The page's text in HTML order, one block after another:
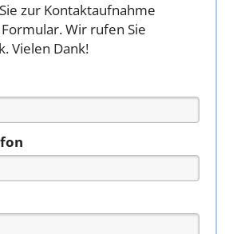
zur Kontaktaufnahme
Wir rufen Sie
Vielen Dank!